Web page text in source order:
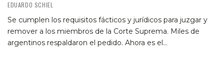
EDUARDO SCHIEL
Se cumplen los requisitos fácticos y jurídicos para juzgar y
remover a los miembros de la Corte Suprema. Miles de
argentinos respaldaron el pedido. Ahora es el…